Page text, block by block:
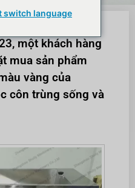
một khách hàng
mua sản phẩm
vàng của
côn trùng sống và
switch language